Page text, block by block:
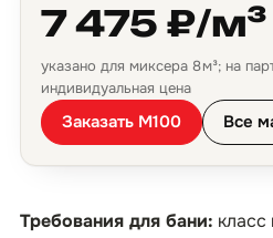
7 475 ₽/м³
указано для миксера 8 м³; на
индивидуальная цена
Заказать М100 Все
Требования для бани: класс